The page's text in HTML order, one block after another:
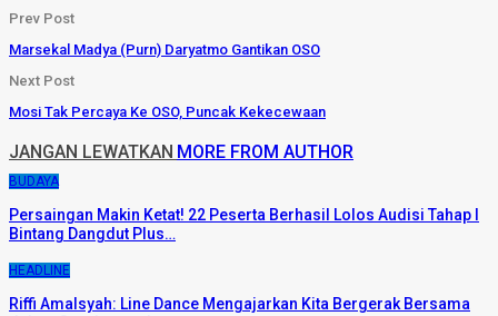
Prev Post
Marsekal Madya (Purn) Daryatmo Gantikan OSO
Next Post
Mosi Tak Percaya Ke OSO, Puncak Kekecewaan
JANGAN LEWATKAN MORE FROM AUTHOR
BUDAYA
Persaingan Makin Ketat! 22 Peserta Berhasil Lolos Audisi Tahap I
Bintang Dangdut Plus…
HEADLINE
Riffi Amalsyah: Line Dance Mengajarkan Kita Bergerak Bersama